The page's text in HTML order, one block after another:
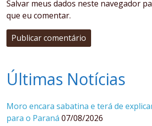
Salvar meus dados neste navegador
que eu comentar.
Últimas Notícias
Moro encara sabatina e terá de
para o Paraná 07/08/2026